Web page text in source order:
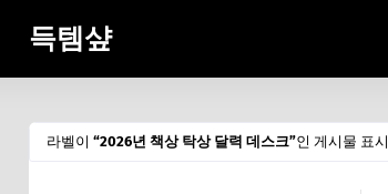
득템샾
라벨이 2026년 책상 탁상 달력 데스크 인 게시물 표시